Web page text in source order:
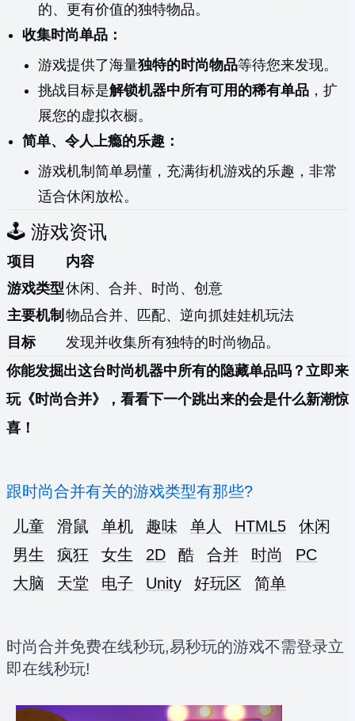
的、更有价值的独特物品。
收集时尚单品：
游戏提供了海量独特的时尚物品等待您来发现。
挑战目标是解锁机器中所有可用的稀有单品 ，扩
展您的虚拟衣橱。
简单、令人上瘾的乐趣：
游戏机制简单易懂，充满街机游戏的乐趣，非常
适合休闲放松。
🕹️ 游戏资讯
项目
内容
游戏类型休闲、合并、时尚、创意
主要机制 物品合并、匹配、逆向抓娃娃机玩法
目标
发现并收集所有独特的时尚物品。
你能发掘出这台时尚机器中所有的隐藏单品吗？立即来
玩《时尚合并》，看看下一个跳出来的会是什么新潮惊
喜！
跟时尚合并有关的游戏类型有那些?
儿童
滑鼠 单机 趣味 单人 HTML5
休闲
男生
疯狂 女生 2D 酷 合并 时尚
PC
大脑
天堂 电子 Unity 好玩区 简单
时尚合并免费在线秒玩,易秒玩的游戏不需登录立
即在线秒玩!